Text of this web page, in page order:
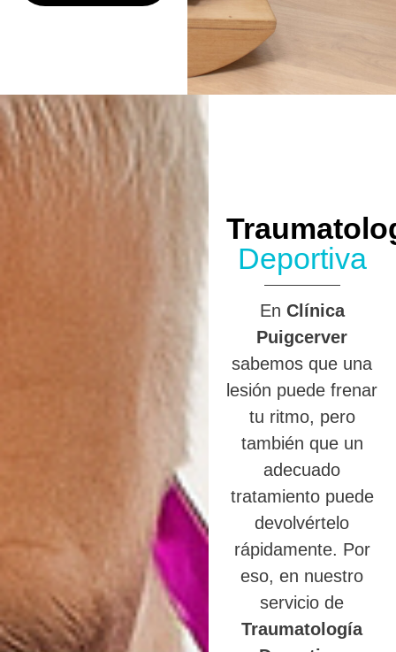
Deportiva
En Clínica
Puigcerver
sabemos que una
lesión puede frenar
tu ritmo, pero
también que un
adecuado
tratamiento puede
devolvértelo
rápidamente. Por
eso, en nuestro
servicio de
Traumatología